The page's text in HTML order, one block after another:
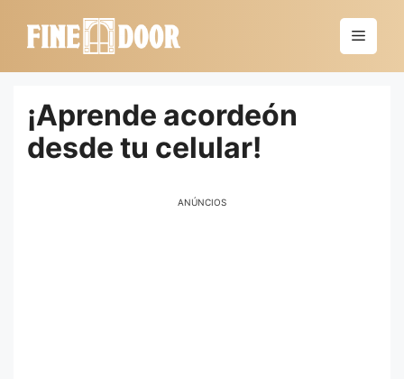
Menú
¡Aprende acordeón
desde tu celular!
ANÚNCIOS